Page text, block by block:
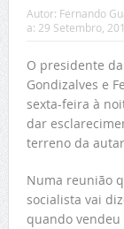
Autor: Fernando
a: 29 Setembro,
O presidente
Gondizalves e
sexta-feira à
dar
terreno da
Numa reunião
socialista vai
quando vendeu